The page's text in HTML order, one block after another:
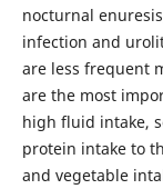
nocturnal
infection and
are less frequent
are the most
high fluid intake,
protein intake to
and vegetable